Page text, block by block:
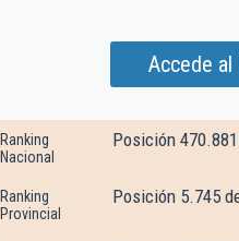
Accede al
Ranking
Nacional
Posición 470.881
Ranking
Provincial
Posición 5.745